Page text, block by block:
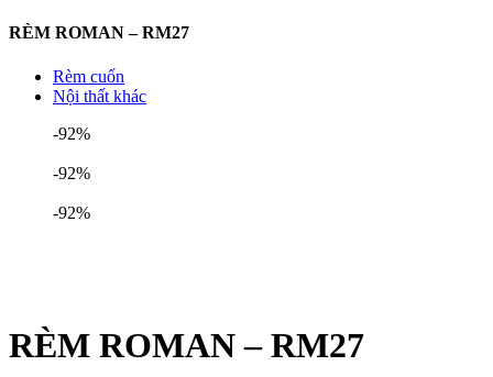
RÈM ROMAN – RM27
Rèm cuốn
Nội thất khác
-92%
-92%
-92%
RÈM ROMAN – RM27